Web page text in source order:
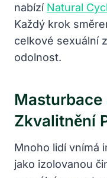
nabízí Natural
Každý krok
celkové sexuální
odolnost.
Masturbace
Zkvalitnění
Mnoho lidí vnímá
jako izolovanou